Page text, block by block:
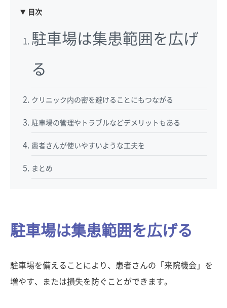
目次
駐車場は集患範囲を広げ
る
クリニック内の密を避けることにもつながる
駐車場の管理やトラブルなどデメリットもある
患者さんが使いやすいような工夫を
まとめ
駐車場は集患範囲を広げる
駐車場を備えることにより、患者さんの「来院機会」を
増やす、または損失を防ぐことができます。